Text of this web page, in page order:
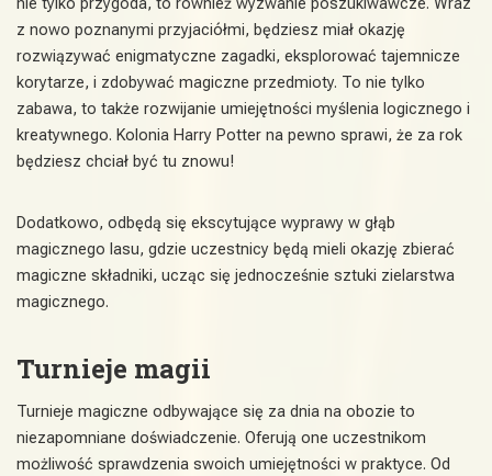
nie tylko przygoda, to również wyzwanie poszukiwawcze. Wraz
z nowo poznanymi przyjaciółmi, będziesz miał okazję
rozwiązywać enigmatyczne zagadki, eksplorować tajemnicze
korytarze, i zdobywać magiczne przedmioty. To nie tylko
zabawa, to także rozwijanie umiejętności myślenia logicznego i
kreatywnego. Kolonia Harry Potter na pewno sprawi, że za rok
będziesz chciał być tu znowu!
Dodatkowo, odbędą się ekscytujące wyprawy w głąb
magicznego lasu, gdzie uczestnicy będą mieli okazję zbierać
magiczne składniki, ucząc się jednocześnie sztuki zielarstwa
magicznego.
Turnieje magii
Turnieje magiczne odbywające się za dnia na obozie to
niezapomniane doświadczenie. Oferują one uczestnikom
możliwość sprawdzenia swoich umiejętności w praktyce. Od